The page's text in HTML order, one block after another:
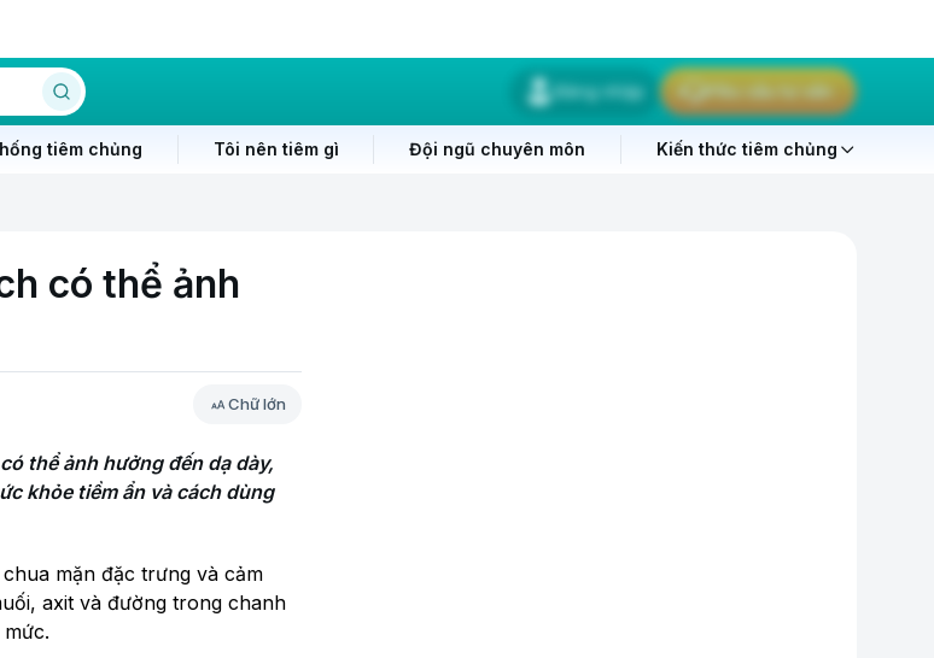
Đăng nhập Yêu cầu tư vấn
tiêm chủng Tôi nên tiêm gì Đội ngũ chuyên môn Kiến thức tiêm chủng
có thể ảnh
Chữ lớn
thể ảnh hưởng đến dạ dày,
khỏe tiềm ẩn và cách dùng
mặn đặc trưng và cảm
axit và đường trong chanh